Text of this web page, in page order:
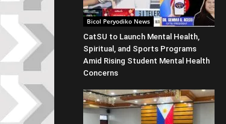
Bicol Peryodiko News
CatSU to Launch Mental Health,
Spiritual, and Sports Programs
Amid Rising Student Mental Health
Concerns